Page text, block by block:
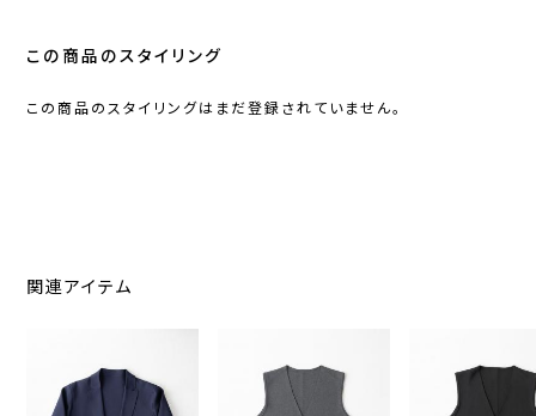
この商品のスタイリング
この商品のスタイリングはまだ登録されていません。
関連アイテム